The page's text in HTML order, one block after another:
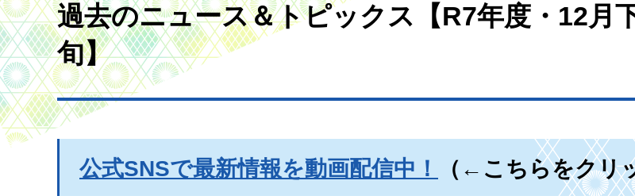
過去のニュース＆トピックス【R7年度・12月
旬】
公式SNSで最新情報を動画配信中！ （←こちらをクリ